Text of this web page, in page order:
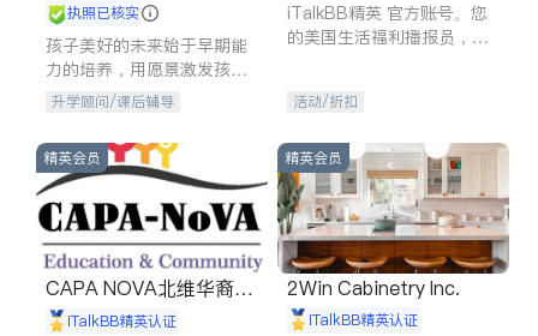
执照已核实
孩子美好的未来始于早期能
力的培养，用愿景激发孩子
的学习潜力和动力。理念：
石。
升学顾问/课后辅导
iTalkBB精英 官方账号。您
的美国生活福利播报员，精
专属福利。
活动/折扣
精英会员
CAPA NOVA北维华裔家
长会iTalkBB精英认证
精英会员
2Win Cabinetry Inc.
iTalkBB精英认证